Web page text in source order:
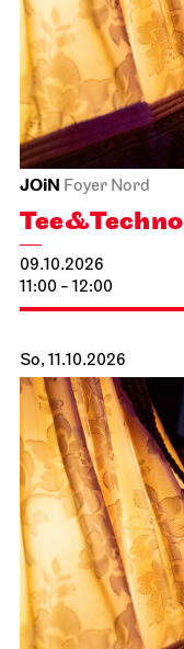
JOiN Foyer Nord
Tee&Techno
09.10.2026
11:00 - 12:00
So, 11.10.2026